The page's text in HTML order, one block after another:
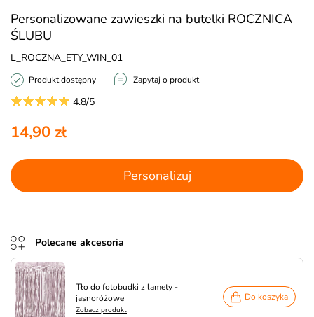
Personalizowane zawieszki na butelki ROCZNICA
ŚLUBU
L_ROCZNA_ETY_WIN_01
Produkt dostępny Zapytaj o produkt
4.8/5
14,90 zł
Personalizuj
Polecane akcesoria
Tło do fotobudki z lamety -
jasnoróżowe
Zobacz produkt
Do koszyka